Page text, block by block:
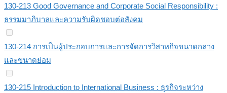
130-213 Good Governance and Corporate Social Responsibility :
ธรรมมาภิบาลและความรับผิดชอบต่อสังคม
130-214 การเป็นผู้ประกอบการและการจัดการวิสาหกิจขนาดกลาง
และขนาดย่อม
130-215 Introduction to International Business : ธุรกิจระหว่าง